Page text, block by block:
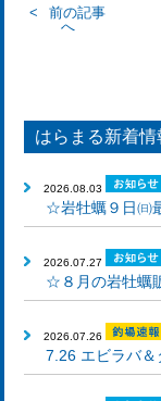
前の記事
へ
はらまる新着情
2026.08.03
☆岩牡蠣９日㈰
2026.07.27
☆８月の岩牡蠣
2026.07.26
7.26 エビラバ＆